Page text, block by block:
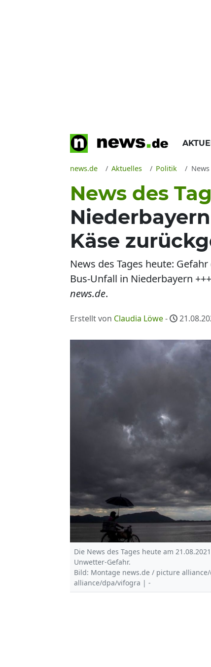
news.de Aktuelles Politik News
News des
Käse
News des Tages heute:
Bus-Unfall in Niederbayern
news.de.
Erstellt von Claudia Löwe-
Die News des Tages heute am
Unwetter-Gefahr.
Bild: Montage news.de / picture
alliance/dpa/vifogra | -